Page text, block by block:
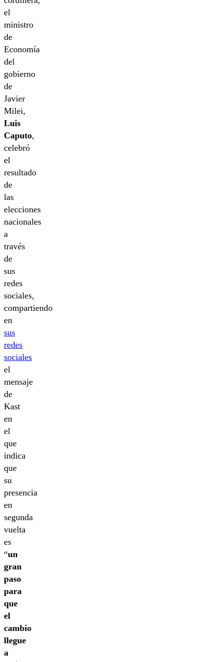
el
ministro
de
Economía
del
gobierno
de
Javier
Milei,
Luis
Caputo,
celebró
el
resultado
de
las
elecciones
nacionales
a
través
de
sus
redes
sociales,
compartiendo
en
sus
redes
sociales
el
mensaje
de
Kast
en
el
que
indica
que
su
presencia
en
segunda
vuelta
es
“un
gran
paso
para
que
el
cambio
llegue
a